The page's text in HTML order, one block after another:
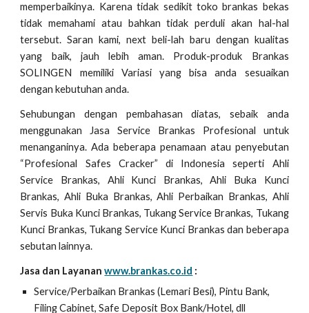
memperbaikinya. Karena tidak sedikit toko brankas bekas
tidak memahami atau bahkan tidak perduli akan hal-hal
tersebut. Saran kami, next beli-lah baru dengan kualitas
yang baik, jauh lebih aman. Produk-produk Brankas
SOLINGEN memiliki Variasi yang bisa anda sesuaikan
dengan kebutuhan anda.
Sehubungan dengan pembahasan diatas, sebaik anda
menggunakan Jasa Service Brankas Profesional untuk
menanganinya. Ada beberapa penamaan atau penyebutan
“Profesional Safes Cracker” di Indonesia seperti Ahli
Service Brankas, Ahli Kunci Brankas, Ahli Buka Kunci
Brankas, Ahli Buka Brankas, Ahli Perbaikan Brankas, Ahli
Servis Buka Kunci Brankas, Tukang Service Brankas, Tukang
Kunci Brankas, Tukang Service Kunci Brankas dan beberapa
sebutan lainnya.
Jasa dan Layananwww.brankas.co.id :
Service/Perbaikan Brankas (Lemari Besi), Pintu Bank,
Filing Cabinet, Safe Deposit Box Bank/Hotel, dll